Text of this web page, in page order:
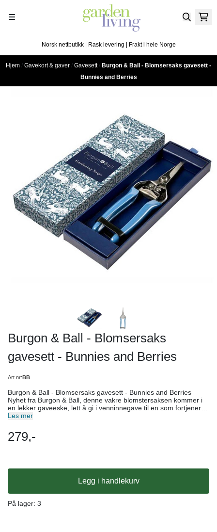
Norsk nettbutikk | Rask levering | Frakt i hele Norge
Hjem / Gavekort & gaver / Gavesett/ Burgon & Ball - Blomsersaks gavesett -
Bunnies and Berries
Burgon & Ball - Blomsersaks
gavesett - Bunnies and Berries
Art.nr:BB
Burgon & Ball - Blomsersaks gavesett - Bunnies and Berries
Nyhet fra Burgon & Ball, denne vakre blomstersaksen kommer i
en lekker gaveeske, lett å gi i venninnegave til en som fortjener
noe fint og nyttig. Denne saksen anbefales av The Royal
med 10 års garanti på bladene ved normalt bruk. Dette er et
utsøkt design med motiv av kaniner og bær. Mål: Saks: 19 x 5.5
Les mer
279,-
Legg i handlekurv
På lager: 3